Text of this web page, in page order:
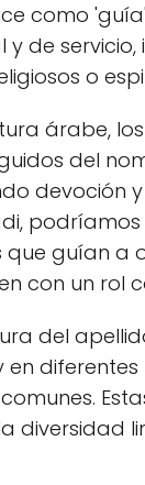
como
y de
o
árabe,
del
devoción
que guían a
con un rol
del
en
diversidad